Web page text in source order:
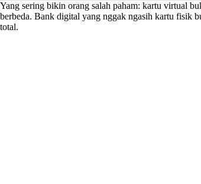
Yang sering bikin orang salah paham: kartu virtual
berbeda. Bank digital yang nggak ngasih kartu fisik
total.